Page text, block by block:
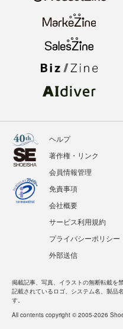
ヘルプ
著作権・リンク
会員情報管理
免責事項
会社概要
サービス利用規約
プライバシーポリシー
外部送信
掲載記事、写真、イラストの無断転載を禁
記載されているロゴ、システム名、製品
す。
All contents copyright © 2005-2026